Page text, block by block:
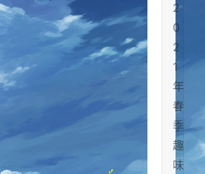
2
0
2
1
年
春
季
趣
味